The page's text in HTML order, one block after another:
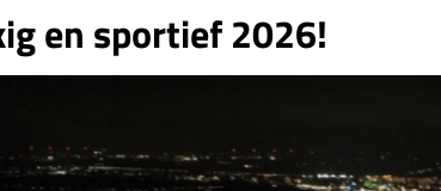
en sportief 2026!